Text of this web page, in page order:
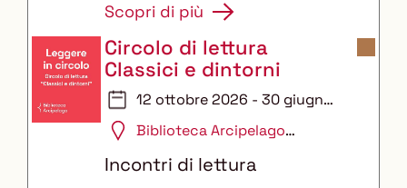
Scopri di più
Circolo di lettura
Classici e dintorni
12 ottobre 2026 - 30 giugno
2027
Biblioteca Arcipelago
Incontri di lettura